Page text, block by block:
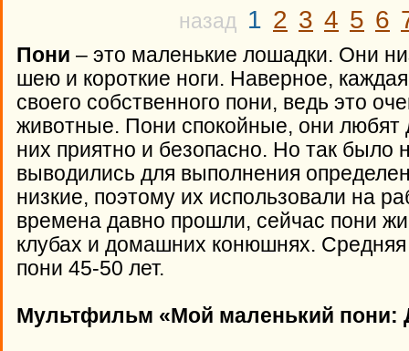
назад 1 2 3 4 5 6
Пони – это маленькие лошадки. Они
шею и короткие ноги. Наверное,
своего собственного пони, ведь это
животные. Пони спокойные, они любят
них приятно и безопасно. Но так было
выводились для выполнения
низкие, поэтому их использовали на
времена давно прошли, сейчас пони
клубах и домашних конюшнях.
пони 45-50 лет.
Мультфильм «Мой маленький пони: